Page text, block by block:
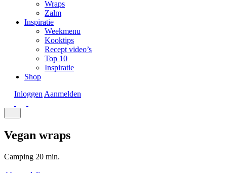
Wraps
Zalm
Inspiratie
Weekmenu
Kooktips
Recept video’s
Top 10
Inspiratie
Shop
Inloggen Aanmelden
Vegan wraps
Camping 20 min.